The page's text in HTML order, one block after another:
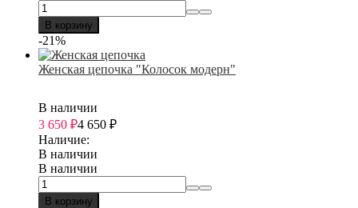
В корзину
-21%
Женская цепочка "Колосок модерн"
В наличии
3 650 ₽4 650 ₽
Наличие:
В наличии
В наличии
В корзину